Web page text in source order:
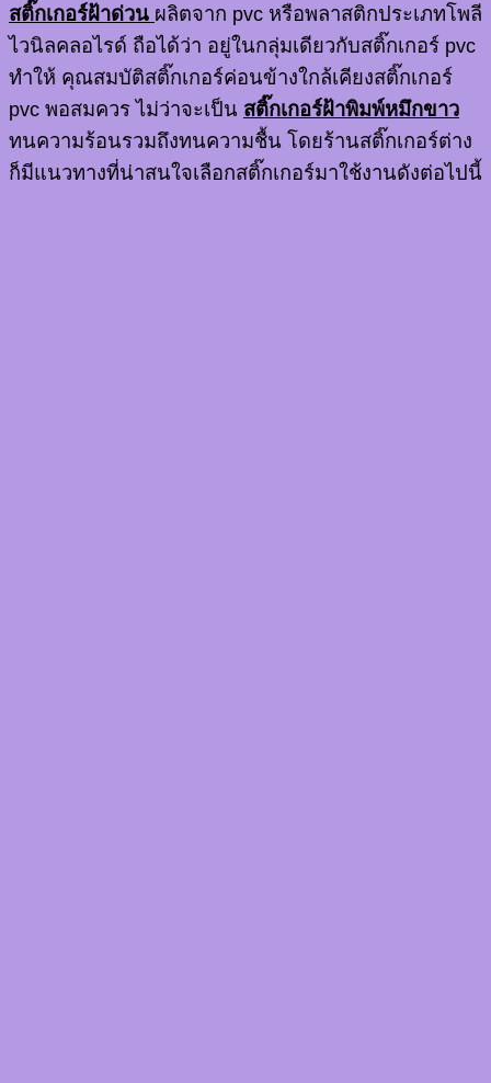
สติ๊กเกอร์ฝ้าด่วน ผลิตจาก pvc หรือพลาสติกประเภทโพลี
ไวนิลคลอไรด์ ถือได้ว่า อยู่ในกลุ่มเดียวกับสติ๊กเกอร์ pvc
ทำให้ คุณสมบัติสติ๊กเกอร์ค่อนข้างใกล้เคียงสติ๊กเกอร์
pvc พอสมควร ไม่ว่าจะเป็น สติ๊กเกอร์ฝ้าพิมพ์หมึกขาว
ทนความร้อนรวมถึงทนความชื้น โดยร้านสติ๊กเกอร์ต่าง
ก็มีแนวทางที่น่าสนใจเลือกสติ๊กเกอร์มาใช้งานดังต่อไปนี้